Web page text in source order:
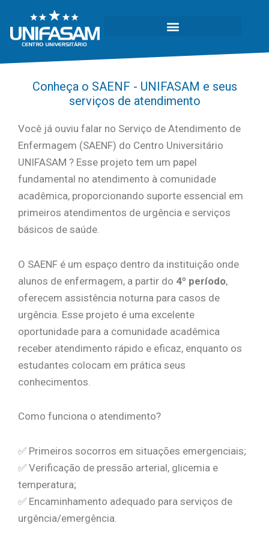
Conheça o SAENF - UNIFASAM e seus
serviços de atendimento
Você já ouviu falar no Serviço de Atendimento de
Enfermagem (SAENF) do Centro Universitário
UNIFASAM ? Esse projeto tem um papel
fundamental no atendimento à comunidade
acadêmica, proporcionando suporte essencial em
primeiros atendimentos de urgência e serviços
básicos de saúde.
O SAENF é um espaço dentro da instituição onde
alunos de enfermagem, a partir do 4º período,
oferecem assistência noturna para casos de
urgência. Esse projeto é uma excelente
oportunidade para a comunidade acadêmica
receber atendimento rápido e eficaz, enquanto os
estudantes colocam em prática seus
conhecimentos.
Como funciona o atendimento?
✅ Primeiros socorros em situações emergenciais;
✅ Verificação de pressão arterial, glicemia e
temperatura;
✅ Encaminhamento adequado para serviços de
urgência/emergência.